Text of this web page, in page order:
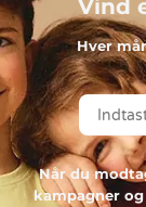
Vind
Hver
Når du
kampagner